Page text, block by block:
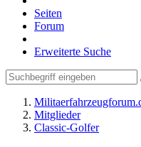
Seiten
Forum
Erweiterte Suche
Mitglieder
Classic-Golfer